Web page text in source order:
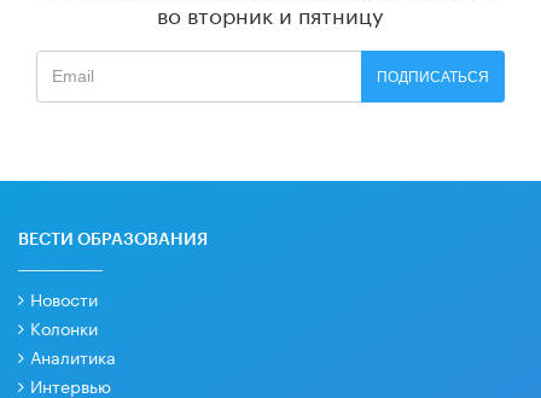
во вторник и пятницу
ПОДПИСАТЬСЯ
ВЕСТИ ОБРАЗОВАНИЯ
Новости
Колонки
Аналитика
Интервью